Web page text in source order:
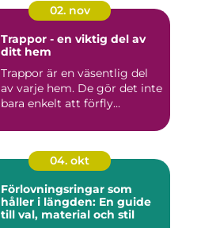
02. nov
Trappor - en viktig del av
ditt hem
Trappor är en väsentlig del
av varje hem. De gör det inte
bara enkelt att förfly...
04. okt
Förlovningsringar som
håller i längden: En guide
till val, material och stil